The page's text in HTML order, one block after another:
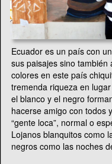
Ecuador es un país con
sus paisajes sino
colores en este país
tremenda riqueza en
el blanco y el negro
hacerse amigo con todos
“gente loca”, normal o
Lojanos blanquitos como
negros como las noches